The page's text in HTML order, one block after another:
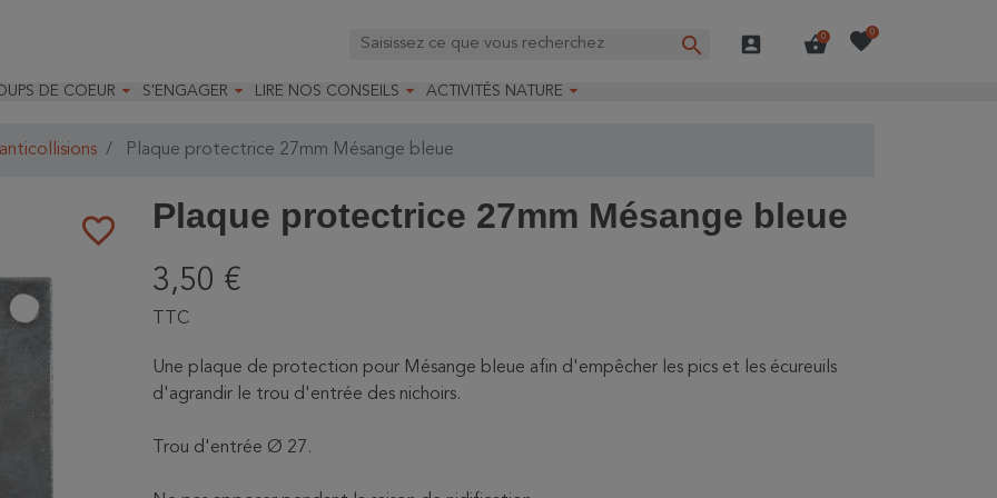
search account_box shopping_basket
0 favorite0
DE COEUR  S'ENGAGER 
Faire un legs
LIRE NOS CONSEILS 
Installer un abreuvoir
ACTIVITÉS NATURE 
Formations longues
Plaque protectrice 27mm Mésange bleue
favorite_border Plaque protectrice 27mm Mésange bleue
3,50 €
TTC
Une plaque de protection pour Mésange bleue afin d'empêcher les pics et les écureuils
d'agrandir le trou d'entrée des nichoirs.
Trou d'entrée Ø 27.